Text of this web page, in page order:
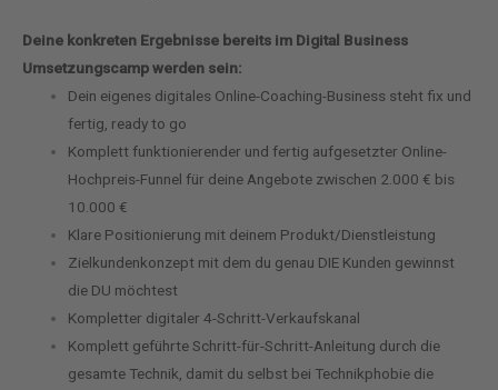
Deine konkreten Ergebnisse bereits im Digital Business
Umsetzungscamp werden sein:
Dein eigenes digitales Online-Coaching-Business steht fix und
fertig, ready to go
Komplett funktionierender und fertig aufgesetzter Online-
Hochpreis-Funnel für deine Angebote zwischen 2.000 € bis
10.000 €
Klare Positionierung mit deinem Produkt/Dienstleistung
Zielkundenkonzept mit dem du genau DIE Kunden gewinnst
die DU möchtest
Kompletter digitaler 4-Schritt-Verkaufskanal
Komplett geführte Schritt-für-Schritt-Anleitung durch die
gesamte Technik, damit du selbst bei Technikphobie die